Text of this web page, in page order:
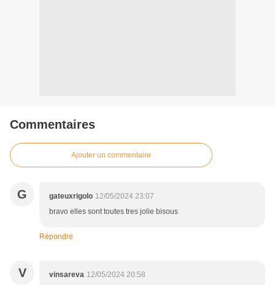
Commentaires
Ajouter un commentaire
G gateuxrigolo 12/05/2024 23:07
bravo elles sont toutes tres jolie bisous
Répondre
V vinsareva 12/05/2024 20:58